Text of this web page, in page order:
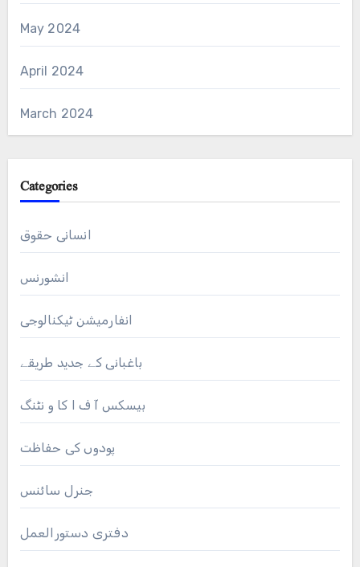
May 2024
April 2024
March 2024
Categories
انسانی حقوق
انشورنس
انفارمیشن ٹیکنالوجی
باغبانی کے جدید طریقے
بیسکس آ ف ا کا و نٹنگ
پودوں کی حفاظت
جنرل سائنس
دفتری دستورالعمل